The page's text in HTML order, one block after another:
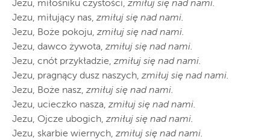
Jezu, miłośniku czystości, zmiłuj się nad nami.
Jezu, miłujący nas, zmiłuj się nad nami.
Jezu, Boże pokoju, zmiłuj się nad nami.
Jezu, dawco żywota, zmiłuj się nad nami.
Jezu, cnót przykładzie, zmiłuj się nad nami.
Jezu, pragnący dusz naszych, zmiłuj się nad nami.
Jezu, Boże nasz, zmiłuj się nad nami.
Jezu, ucieczko nasza, zmiłuj się nad nami.
Jezu, Ojcze ubogich, zmiłuj się nad nami.
Jezu, skarbie wiernych, zmiłuj się nad nami.